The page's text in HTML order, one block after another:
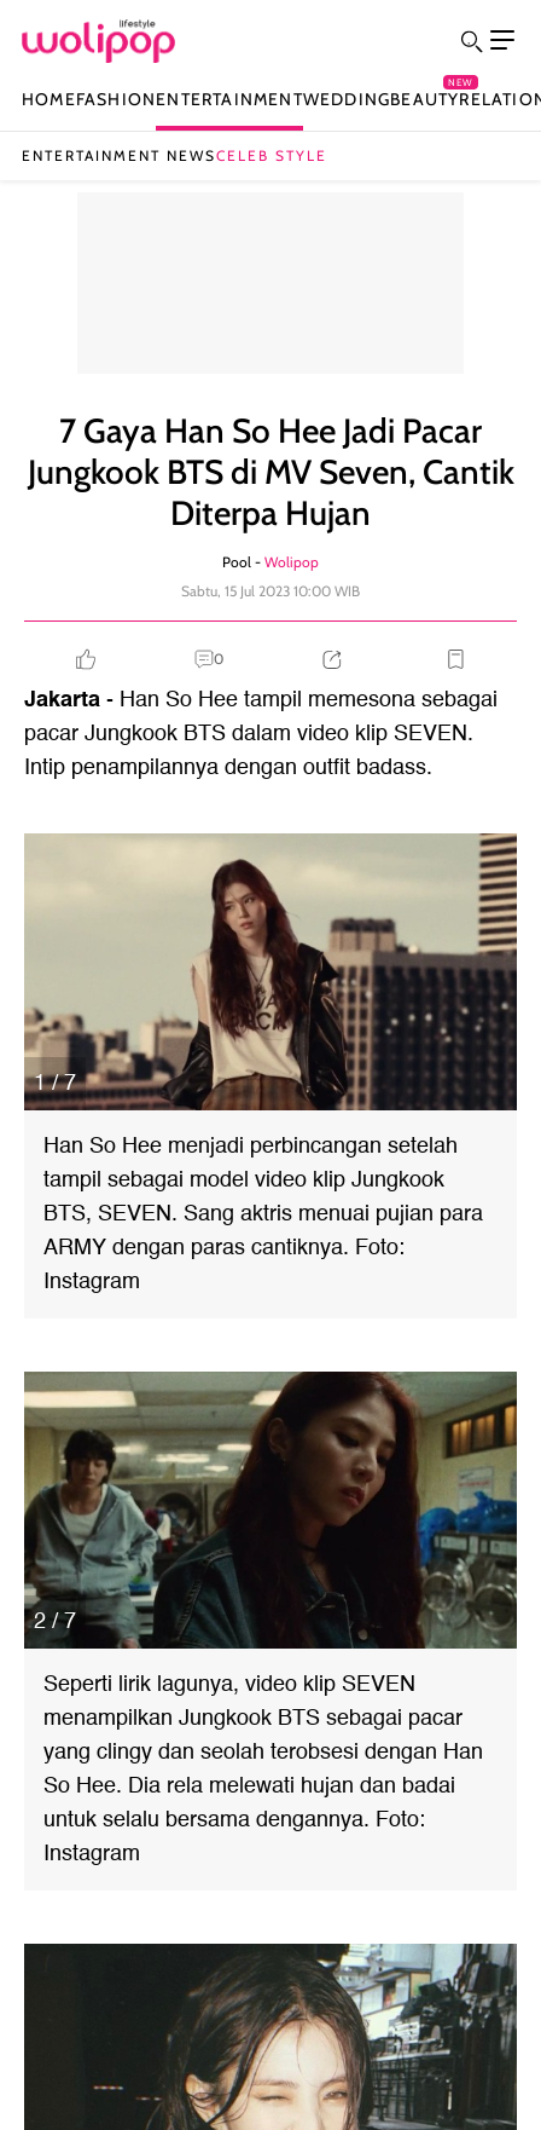
HOMEFASHIONENTERTAINMENTWEDDINGBEAUTY
NEW
ENTERTAINMENT NEWSCELEB STYLE
7 Gaya Han So Hee Jadi Pacar
Jungkook BTS di MV Seven, Cantik
Diterpa Hujan
Pool - Wolipop
Sabtu, 15 Jul 2023 10:00 WIB
0
Jakarta- Han So Hee tampil memesona sebagai
pacar Jungkook BTS dalam video klip SEVEN.
Intip penampilannya dengan outfit badass.
1 / 7
Han So Hee menjadi perbincangan setelah
tampil sebagai model video klip Jungkook
BTS, SEVEN. Sang aktris menuai pujian para
ARMY dengan paras cantiknya. Foto:
Instagram
2 / 7
Seperti lirik lagunya, video klip SEVEN
menampilkan Jungkook BTS sebagai pacar
yang clingy dan seolah terobsesi dengan Han
So Hee. Dia rela melewati hujan dan badai
untuk selalu bersama dengannya. Foto:
Instagram